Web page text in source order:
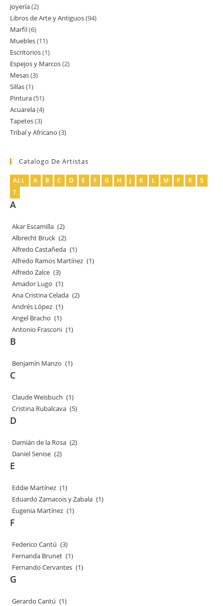
Joyería 22
productos
Libros de Arte y Antiguos 9494
Marfil 66
productos
Muebles 1111
productos
Escritorios 11
producto
Espejos y Marcos 22
Mesas 33
Sillas 11
producto
Pintura 5151
productos
Acuarela 44
productos
Tapetes 33
productos
Tribal y Africano 33
Catalogo De Artistas
ALL A B C D E F G H J K L M P R
S
T
A
Akar Escamilla (2)
Albrecht Bruck (2)
Alfredo Castañeda (1)
Alfredo Ramos Martínez (1)
Alfredo Zalce (3)
Amador Lugo (1)
Ana Cristina Celada (2)
Andrés López (1)
Angel Bracho (1)
Antonio Frasconi (1)
B
Benjamín Manzo (1)
C
Claude Weisbuch (1)
Cristina Rubalcava (5)
D
Damián de la Rosa (2)
Daniel Senise (2)
E
Eddie Martínez (1)
Eduardo Zamacois y Zabala (1)
Eugenia Martínez (1)
F
Federico Cantú (3)
Fernanda Brunet (1)
Fernando Cervantes (1)
G
Gerardo Cantú (1)